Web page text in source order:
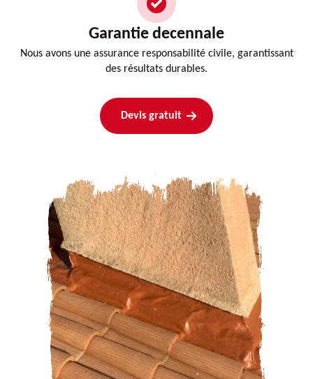
Garantie decennale
Nous avons une assurance responsabilité civile, garantissant
des résultats durables.
Devis gratuit